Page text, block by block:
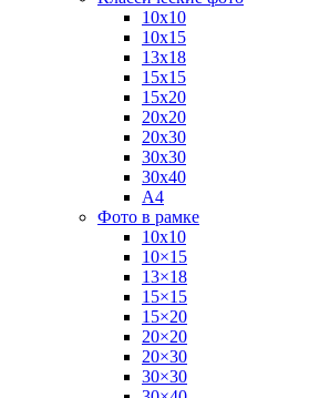
10х10
10х15
13х18
15х15
15х20
20х20
20х30
30х30
30х40
А4
Фото в рамке
10х10
10×15
13×18
15×15
15×20
20×20
20×30
30×30